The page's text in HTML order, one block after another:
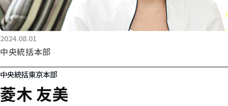
2024.08.01
中央統括本部
中央統括東京本部
菱木 友美